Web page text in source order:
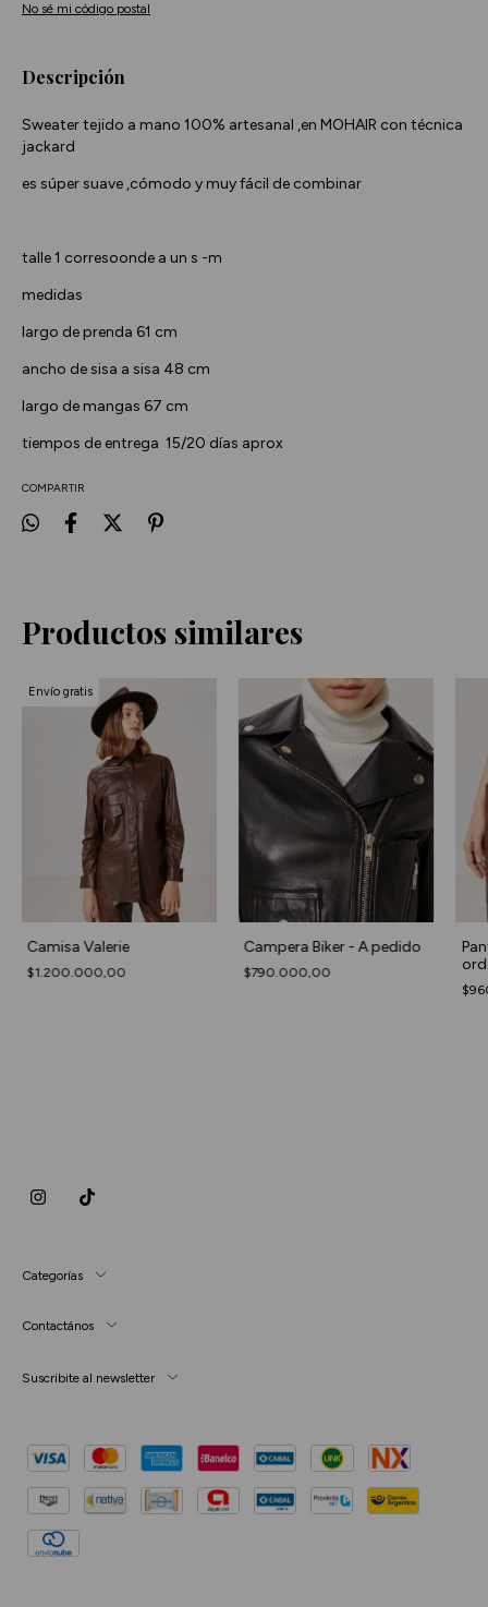
No sé mi código postal
Descripción
Sweater tejido a mano 100% artesanal ,en MOHAIR con técnica
jackard
es súper suave ,cómodo y muy fácil de combinar
talle 1 corresoonde a un s -m
medidas
largo de prenda 61 cm
ancho de sisa a sisa 48 cm
largo de mangas 67 cm
tiempos de entrega 15/20 días aprox
COMPARTIR
Productos similares
Envío gratis
Camisa Valerie
$1.200.000,00
Campera Biker - A pedido
$790.000,00
Categorías
Contactános
Suscribite al newsletter